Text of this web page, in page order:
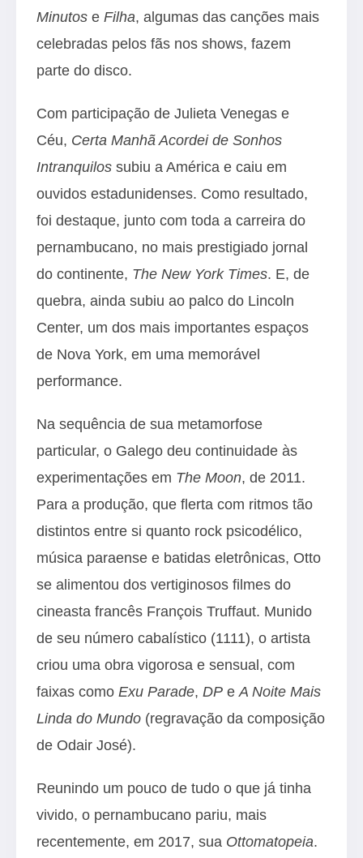
Minutos e Filha, algumas das canções mais
celebradas pelos fãs nos shows, fazem
parte do disco.
Com participação de Julieta Venegas e
Céu, Certa Manhã Acordei de Sonhos
Intranquilos subiu a América e caiu em
ouvidos estadunidenses. Como resultado,
foi destaque, junto com toda a carreira do
pernambucano, no mais prestigiado jornal
do continente, The New York Times. E, de
quebra, ainda subiu ao palco do Lincoln
Center, um dos mais importantes espaços
de Nova York, em uma memorável
performance.
Na sequência de sua metamorfose
particular, o Galego deu continuidade às
experimentações em The Moon, de 2011.
Para a produção, que flerta com ritmos tão
distintos entre si quanto rock psicodélico,
música paraense e batidas eletrônicas, Otto
se alimentou dos vertiginosos filmes do
cineasta francês François Truffaut. Munido
de seu número cabalístico (1111), o artista
criou uma obra vigorosa e sensual, com
faixas como Exu Parade, DP e A Noite Mais
Linda do Mundo (regravação da composição
de Odair José).
Reunindo um pouco de tudo o que já tinha
vivido, o pernambucano pariu, mais
recentemente, em 2017, sua Ottomatopeia.